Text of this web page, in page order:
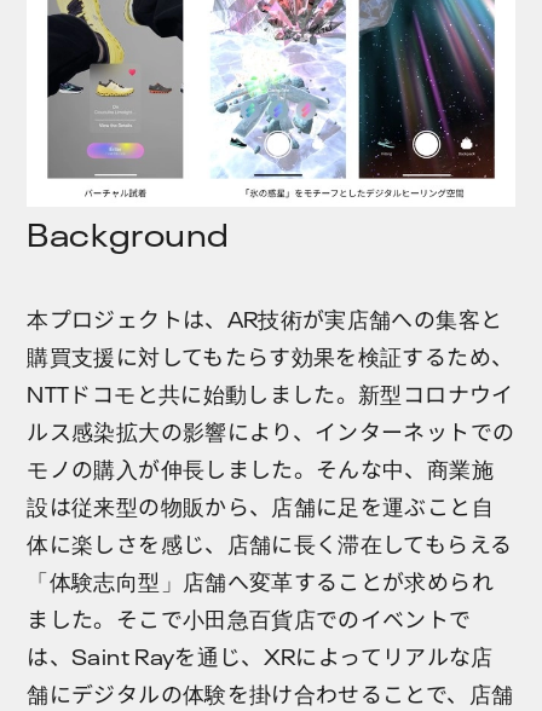
Background
本プロジェクトは、AR技術が実店舗への集客と
購買支援に対してもたらす効果を検証するため、
NTTドコモと共に始動しました。新型コロナウイ
ルス感染拡大の影響により、インターネットでの
モノの購入が伸長しました。そんな中、商業施
設は従来型の物販から、店舗に足を運ぶこと自
体に楽しさを感じ、店舗に長く滞在してもらえる
「体験志向型」店舗へ変革することが求められ
ました。そこで小田急百貨店でのイベントで
は、Saint Rayを通じ、XRによってリアルな店
舗にデジタルの体験を掛け合わせることで、店舗